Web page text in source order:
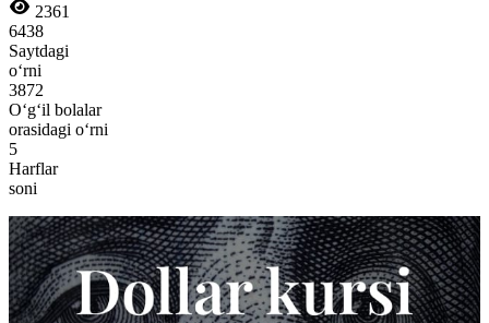
2361
6438
Saytdagi
o‘rni
3872
O‘g‘il bolalar
orasidagi o‘rni
5
Harflar
soni